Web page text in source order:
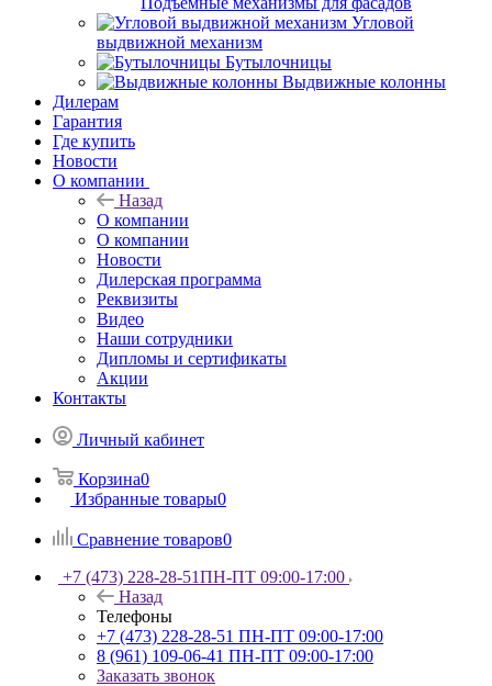
Угловой
выдвижной механизм
Бутылочницы
Выдвижные колонны
Дилерам
Гарантия
Где купить
Новости
О компании
Назад
О компании
О компании
Новости
Дилерская программа
Реквизиты
Видео
Наши сотрудники
Дипломы и сертификаты
Акции
Контакты
Личный кабинет
Корзина0
Избранные товары0
Сравнение товаров0
+7 (473) 228-28-51ПН-ПТ 09:00-17:00
Назад
Телефоны
+7 (473) 228-28-51 ПН-ПТ 09:00-17:00
8 (961) 109-06-41 ПН-ПТ 09:00-17:00
Заказать звонок